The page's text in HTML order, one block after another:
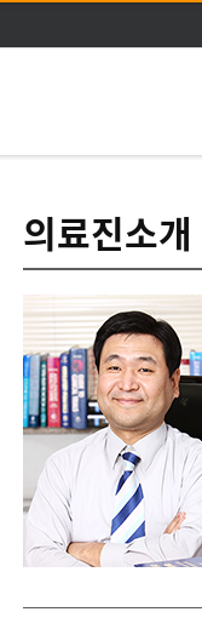
의료진소개